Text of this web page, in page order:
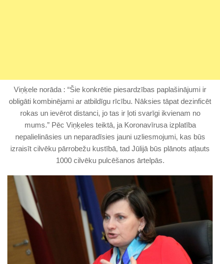
Viņķele norāda : “Šie konkrētie piesardzības paplašinājumi ir
obligāti kombinējami ar atbildīgu rīcību. Nāksies tāpat dezinficēt
rokas un ievērot distanci, jo tas ir ļoti svarīgi ikvienam no
mums.” Pēc Viņķeles teiktā, ja Koronavīrusa izplatība
nepalielināsies un neparadīsies jauni uzliesmojumi, kas būs
izraisīt cilvēku pārrobežu kustībā, tad Jūlijā būs plānots atļauts
1000 cilvēku pulcēšanos ārtelpās.